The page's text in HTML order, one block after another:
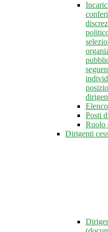
Posti
Ruolo
Dirigenti